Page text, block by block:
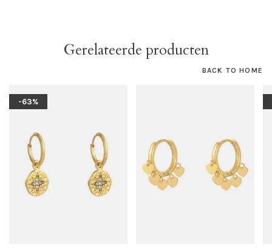
Gerelateerde producten
BACK TO HOME
-63%